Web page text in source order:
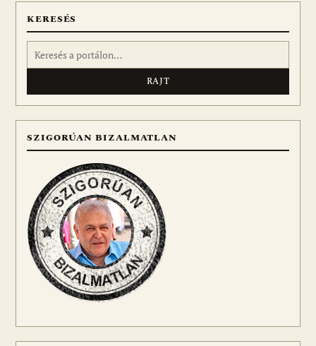
KERESÉS
Keresés:
SZIGORÚAN BIZALMATLAN